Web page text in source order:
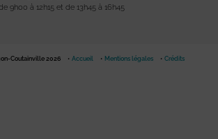
9h00 à 12h15 et de 13h45 à 16h45
Coutainville 2026 Accueil Mentions légales Crédits